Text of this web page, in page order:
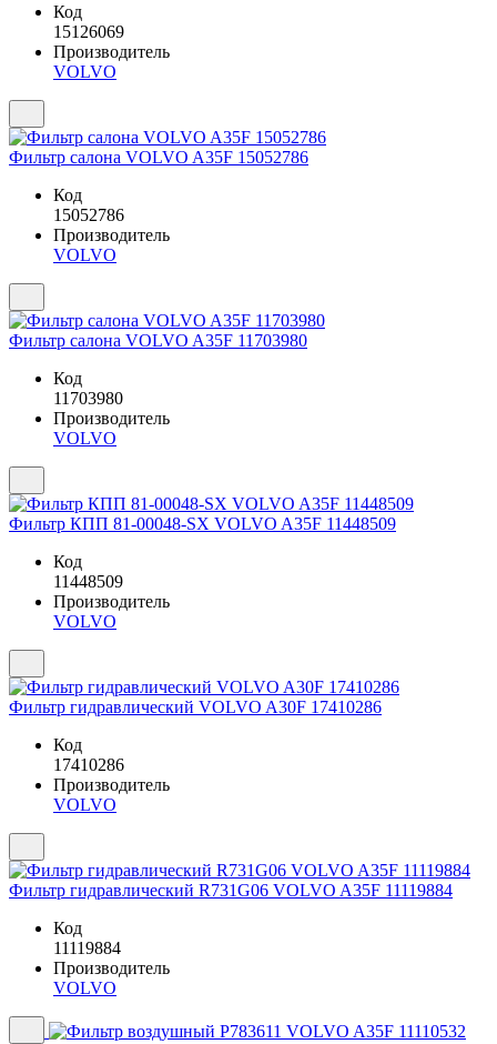
Код
15126069
Производитель
VOLVO
Фильтр салона VOLVO A35F 15052786
Код
15052786
Производитель
VOLVO
Фильтр салона VOLVO A35F 11703980
Код
11703980
Производитель
VOLVO
Фильтр КПП 81-00048-SX VOLVO A35F 11448509
Код
11448509
Производитель
VOLVO
Фильтр гидравлический VOLVO A30F 17410286
Код
17410286
Производитель
VOLVO
Фильтр гидравлический R731G06 VOLVO A35F 11119884
Код
11119884
Производитель
VOLVO